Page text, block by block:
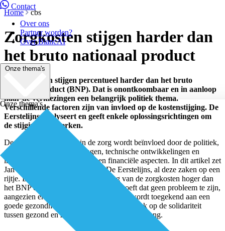
Contact
Over ons
Partner worden?
Over BiancAI
Onze thema's
Onze thema's
Home cbs
Zorgkosten stijgen harder dan
het bruto nationaal product
De zorgkosten stijgen percentueel harder dan het bruto
nationaal product (BNP). Dat is onontkoombaar en in aanloop
naar de verkiezingen een belangrijk politiek thema.
Verschillende factoren zijn van invloed op de kostenstijging. De
Eerstelijns analyseert en geeft enkele oplossingsrichtingen om
de stijging te beperken.
De kostenontwikkeling in de zorg wordt beïnvloed door de politiek,
demografische ontwikkelingen, technische ontwikkelingen en
innovaties, sociale, juridische en financiële aspecten. In dit artikel zet
Jan Erik de Wildt, directeur van De Eerstelijns, al deze zaken op een
rijtje. De conclusie is dat een stijging van de zorgkosten hoger dan
het BNP onontkoombaar is. Op zich hoeft dat geen probleem te zijn,
aangezien er een unaniem hoge waarde wordt toegekend aan een
goede gezondheid, maar het zet wel een druk op de solidariteit
tussen gezond en ziek, arm en rijk en oud en jong.